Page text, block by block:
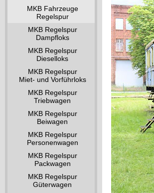
MKB Fahrzeuge
Regelspur
MKB Regelspur
Dampfloks
MKB Regelspur
Dieselloks
MKB Regelspur
Miet- und Vorführloks
MKB Regelspur
Triebwagen
MKB Regelspur
Beiwagen
MKB Regelspur
Personenwagen
MKB Regelspur
Packwagen
MKB Regelspur
Güterwagen